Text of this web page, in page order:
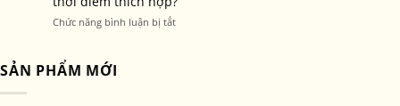
gian
thờ
tả
–
Chức năng bình luận bị tắtở
SẢN PHẨM MỚI